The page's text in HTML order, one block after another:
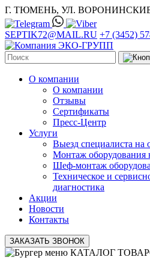
Г. ТЮМЕНЬ, УЛ. ВОРОНИНСКИЕ
SEPTIK72@MAIL.RU +7 (3452)
О компании
О компании
Отзывы
Сертификаты
Пресс-Центр
Услуги
Выезд специалиста на
Монтаж оборудования
Шеф-монтаж
Техническое и
диагностика
Акции
Новости
Контакты
ЗАКАЗАТЬ ЗВОНОК
КАТАЛОГ